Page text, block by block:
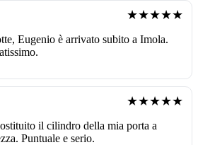
★★★★★
Eugenio è arrivato subito a Imola.
★★★★★
il cilindro della mia porta a
Puntuale e serio.